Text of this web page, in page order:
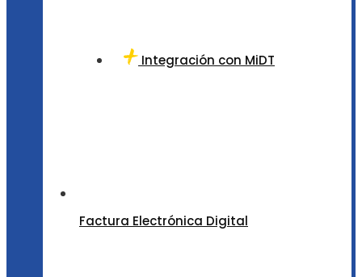
Integración con MiDT
Factura Electrónica Digital